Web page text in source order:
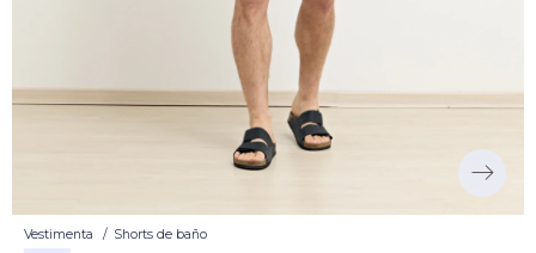
Vestimenta Shorts de baño